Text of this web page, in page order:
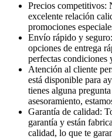
Precios competitivos:
excelente relación
promociones
Envío rápido y
opciones de entrega
perfectas condiciones
Atención al cliente
está disponible para
tienes alguna
asesoramiento,
Garantía de calidad:
garantía y están
calidad, lo que te